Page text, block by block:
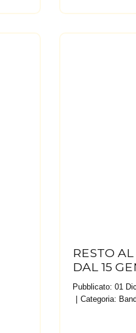
RESTO
DAL 15
Pubblicato: 01
Categoria: